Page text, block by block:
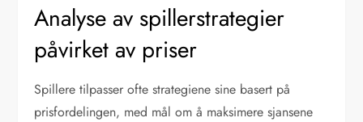
Analyse av spillerstrategier
påvirket av priser
Spillere tilpasser ofte strategiene sine basert på
prisfordelingen, med mål om å maksimere sjansene